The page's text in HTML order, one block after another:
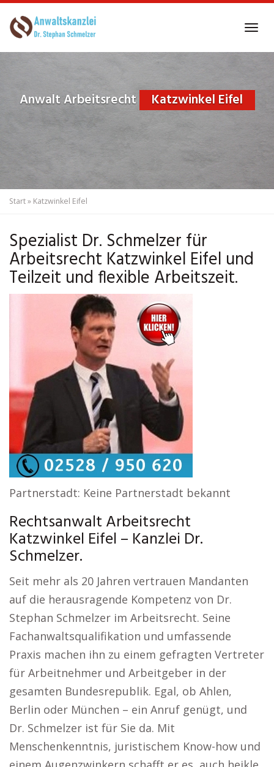
to
Anwalt Arbeitsrecht Katzwinkel Eifel
Start» Katzwinkel Eifel
Spezialist Dr. Schmelzer für
Arbeitsrecht Katzwinkel Eifel und
Teilzeit und flexible Arbeitszeit.
Partnerstadt: Keine Partnerstadt bekannt
Rechtsanwalt Arbeitsrecht
Katzwinkel Eifel – Kanzlei Dr.
Schmelzer.
Seit mehr als 20 Jahren vertrauen Mandanten
auf die herausragende Kompetenz von Dr.
Stephan Schmelzer im Arbeitsrecht. Seine
Fachanwaltsqualifikation und umfassende
Praxis machen ihn zu einem gefragten Vertreter
für Arbeitnehmer und Arbeitgeber in der
gesamten Bundesrepublik. Egal, ob Ahlen,
Berlin oder München – ein Anruf genügt, und
Dr. Schmelzer ist für Sie da. Mit
Menschenkenntnis, juristischem Know-how und